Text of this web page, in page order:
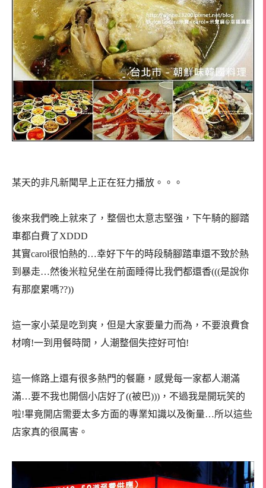
某天的非凡新聞早上正在狂力播放。。。
後來我們晚上就來了，整個也太意志堅強，下午騎的腳踏
車都白費了XDDD
其實carol很怕熱的…幸好下午的時段騎腳踏車還不致於熱
到暴走…然後米粒兒坐在前面睡得比我們都還香(((是說你
有那麼累嗎??))
這一家小菜是吃到爽，但是大家要量力而為，不要浪費食
材唷!一到用餐時間，人潮整個失控好可怕!
這一條路上還有很多熱門的餐廳，感覺每一家都人潮滿
滿…要不我也開個小店好了((被巴)))，不過我是開玩笑的
啦!畢竟開店需要太多方面的專業知識以及衡量…所以這些
店家真的很厲害。